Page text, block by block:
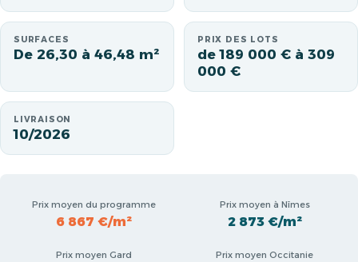
SURFACES
De 26,30 à 46,48 m²
PRIX DES LOTS
de 189 000 € à 309
000 €
LIVRAISON
10/2026
Prix moyen du programme
6 867 €/m²
Prix moyen à Nîmes
2 873 €/m²
Prix moyen Gard Prix moyen Occitanie